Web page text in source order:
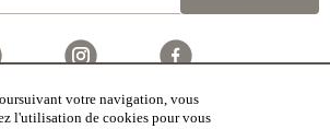
immobilière basée à Paris, ayant créé un réseau national spécialisé
votre navigation, vous
l'utilisation de cookies pour vous